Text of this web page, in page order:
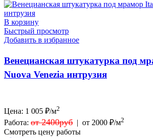
В корзину
Быстрый просмотр
Добавить в избранное
Венецианская штукатурка под
Nuova Venezia интрузия
Цена: 1 005 ₽/м2
Работа: от 2400руб | от 2000 ₽/м2
Смотреть цену работы